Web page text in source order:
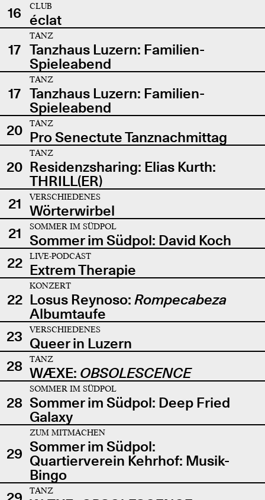
16
CLUB
éclat
17
TANZ
Tanzhaus Luzern: Familien-
Spieleabend
17
TANZ
Tanzhaus Luzern: Familien-
Spieleabend
20
TANZ
Pro Senectute Tanznachmittag
20
TANZ
Residenzsharing: Elias Kurth:
THRILL(ER)
21
VERSCHIEDENES
Wörterwirbel
21
SOMMER IM SÜDPOL
Sommer im Südpol: David Koch
22
LIVE-PODCAST
Extrem Therapie
22
KONZERT
Losus Reynoso: Rompecabeza
Albumtaufe
23
VERSCHIEDENES
Queer in Luzern
28
TANZ
WÆXE: OBSOLESCENCE
28
SOMMER IM SÜDPOL
Sommer im Südpol: Deep Fried
Galaxy
29
ZUM MITMACHEN
Sommer im Südpol:
Quartierverein Kehrhof: Musik-
Bingo
TANZ